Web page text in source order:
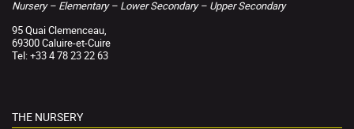
Nursery – Elementary – Lower Secondary – Upper Secondary
95 Quai Clemenceau,
69300 Caluire-et-Cuire
Tel: +33 4 78 23 22 63
THE NURSERY